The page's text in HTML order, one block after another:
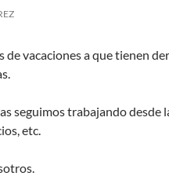
de vacaciones a que tienen
seguimos trabajando desde
etc.